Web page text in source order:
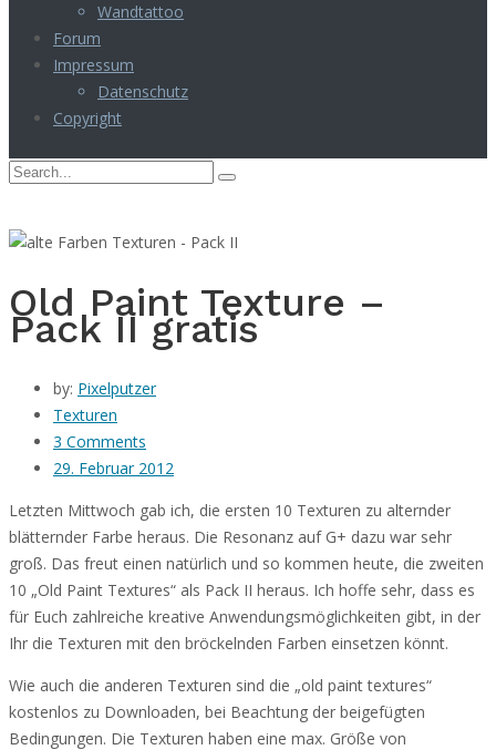
Wandtattoo
Forum
Impressum
Datenschutz
Copyright
Old Paint Texture –
Pack II gratis
by: Pixelputzer
Texturen
3 Comments
29. Februar 2012
Letzten Mittwoch gab ich, die ersten 10 Texturen zu alternder
blätternder Farbe heraus. Die Resonanz auf G+ dazu war sehr
groß. Das freut einen natürlich und so kommen heute, die zweiten
10 „Old Paint Textures“ als Pack II heraus. Ich hoffe sehr, dass es
für Euch zahlreiche kreative Anwendungsmöglichkeiten gibt, in der
Ihr die Texturen mit den bröckelnden Farben einsetzen könnt.
Wie auch die anderen Texturen sind die „old paint textures“
kostenlos zu Downloaden, bei Beachtung der beigefügten
Bedingungen. Die Texturen haben eine max. Größe von